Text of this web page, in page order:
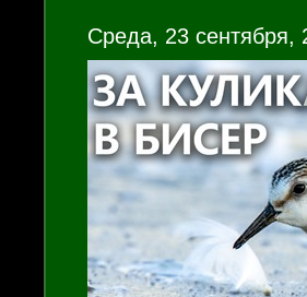
Среда, 23 сентября,